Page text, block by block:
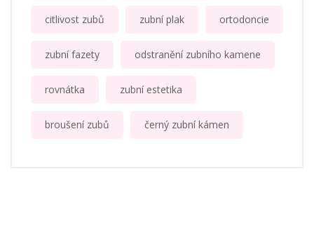
citlivost zubů zubní plak ortodoncie
zubní fazety odstranění zubního kamene
rovnátka zubní estetika
broušení zubů černý zubní kámen